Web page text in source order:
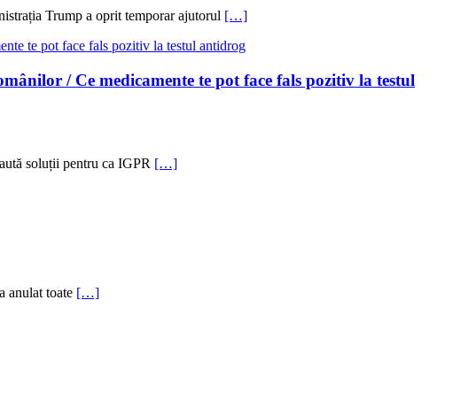
Trump a oprit temporar ajutorul […]
/ Ce medicamente te pot face fals pozitiv la testul
soluții pentru ca IGPR […]
anulat toate […]